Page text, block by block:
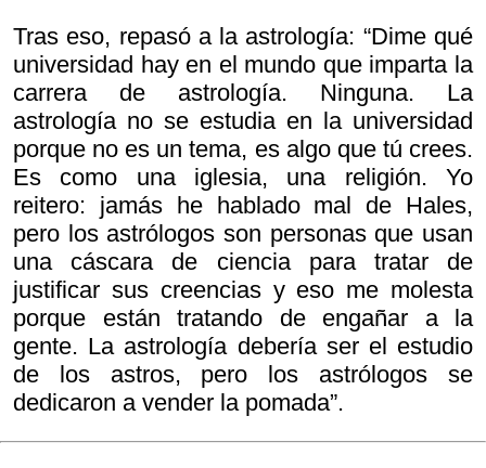
Tras eso, repasó a la astrología: “Dime qué
universidad hay en el mundo que imparta la
carrera de astrología. Ninguna. La
astrología no se estudia en la universidad
porque no es un tema, es algo que tú crees.
Es como una iglesia, una religión. Yo
reitero: jamás he hablado mal de Hales,
pero los astrólogos son personas que usan
una cáscara de ciencia para tratar de
justificar sus creencias y eso me molesta
porque están tratando de engañar a la
gente. La astrología debería ser el estudio
de los astros, pero los astrólogos se
dedicaron a vender la pomada”.